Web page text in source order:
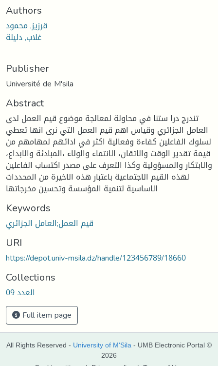
Authors
قرزيز, محمود
غلاب, دليلة
Publisher
Université de M'sila
Abstract
تندرج درا ستنا في محاولة لمعالجة موضوع قيم العمل لدى
العامل الجزائري وقياس اهم قيم العمل التي نرى انها تعطي
لسلوك الفاعلين كفاءة وفعالية اكثر في ادائهم لمهامهم من
قيمة تقدير الوقت والاتقان، الانتماء والولاء ،المبادئة والابداع،
والابتكار والمسؤولية وكذا التعرف على مصدر اكتساب الفاعلين
لهذه القيم الاجتماعية باعتبار هذه الاخيرة من المحددات
الاساسية لتنمية المؤسسة وتحسين مخرجاتها
Keywords
قيم العمل;العامل الجزائري
URI
https://depot.univ-msila.dz/handle/123456789/18660
Collections
العدد 09
Full item page
All Rights Reserved - University of M'Sila - UMB Electronic Portal ©
2026